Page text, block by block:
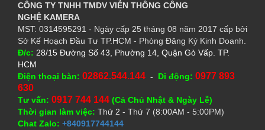
CÔNG TY TNHH TMDV VIỄN THÔNG CÔNG
NGHỆ KAMERA
MST: 0314595291 - Ngày cấp 25 tháng 08 năm 2017 cấp bởi
Sở Kế Hoạch Đầu Tư TP.HCM - Phòng Đăng Ký Kinh Doanh.
Đ/c: 28/15 Đường Số 43, Phường 14, Quận Gò Vấp. TP.
HCM
Điện thoại bàn: 02862.544.144 - Di động: 0977 893
630
Tư vấn: 0917 744 144 (Cả Chủ Nhật & Ngày Lễ)
Thời gian làm việc: Thứ 2 - Thứ 7 (8:00AM - 5:00PM)
Chat Zalo: +840917744144